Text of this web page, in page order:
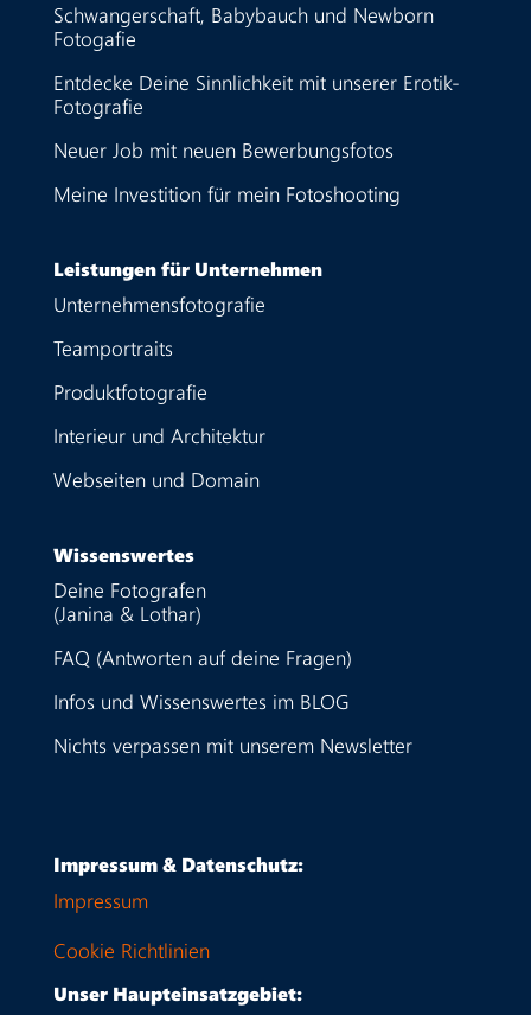
Schwangerschaft, Babybauch und Newborn
Fotogafie
Entdecke Deine Sinnlichkeit mit unserer Erotik-
Fotografie
Neuer Job mit neuen Bewerbungsfotos
Meine Investition für mein Fotoshooting
Leistungen für Unternehmen
Unternehmensfotografie
Teamportraits
Produktfotografie
Interieur und Architektur
Webseiten und Domain
Wissenswertes
Deine Fotografen
(Janina & Lothar)
FAQ (Antworten auf deine Fragen)
Infos und Wissenswertes im BLOG
Nichts verpassen mit unserem Newsletter
Impressum & Datenschutz:
Impressum
Cookie Richtlinien
Unser Haupteinsatzgebiet: